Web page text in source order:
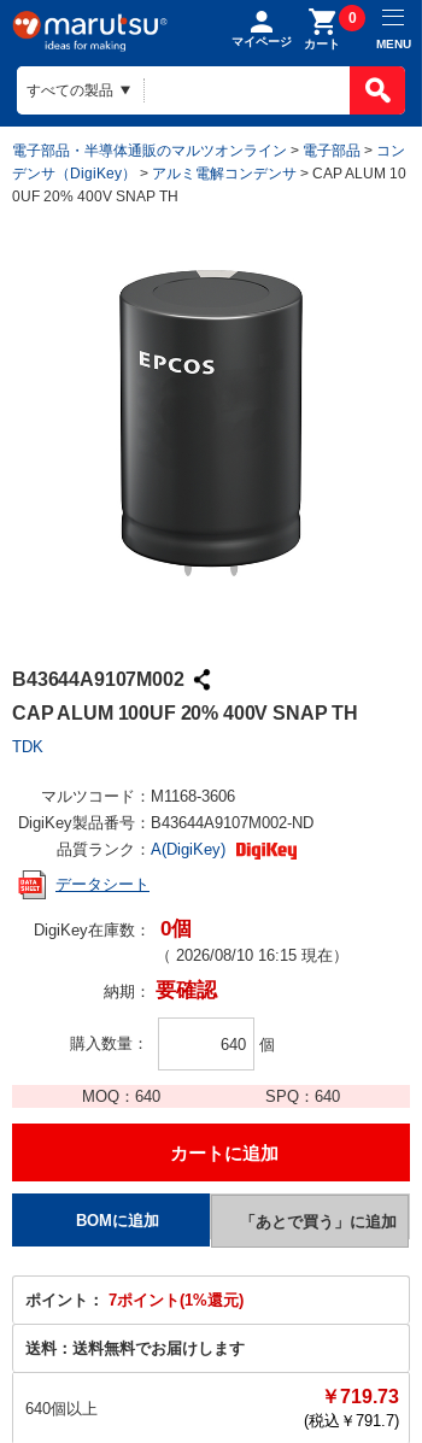
マイページ カート
0
MENU
電子部品・半導体通販のマルツオンライン > 電子部品 > コン
デンサ（DigiKey）
> アルミ電解コンデンサ > CAP ALUM 10
0UF 20% 400V SNAP TH
B43644A9107M002
CAP ALUM 100UF 20% 400V SNAP TH
TDK
マルツコード： M1168-3606
DigiKey製品番号： B43644A9107M002-ND
品質ランク： A(DigiKey)
データシート
DigiKey在庫数： 0個
（ 2026/08/10 16:15 現在）
納期： 要確認
購入数量 個
MOQ：640 SPQ： 640
ポイント： 7ポイント(1%還元)
送料： 送料無料でお届けします
640個以上
￥719.73
(税込￥ 791.7)